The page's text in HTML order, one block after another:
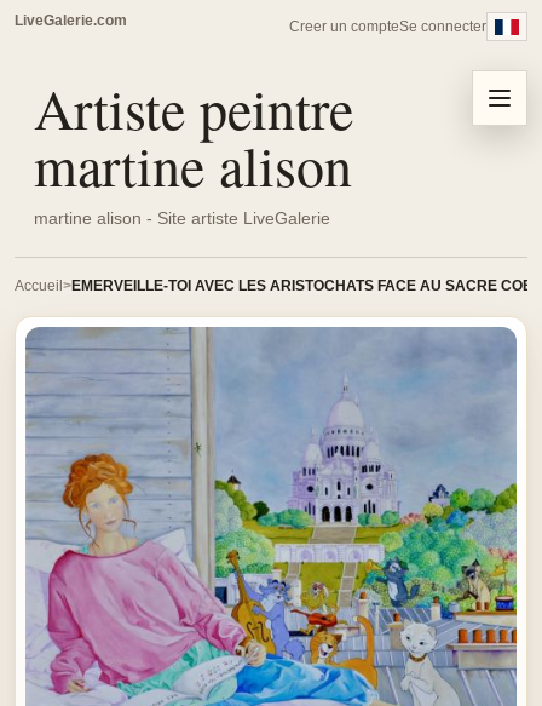
LiveGalerie.com Creer un compteSe connecter
Artiste peintre
martine alison
martine alison - Site artiste LiveGalerie
Menu
Accueil EMERVEILLE-TOI AVEC LES ARISTOCHATS FACE AU SACRE